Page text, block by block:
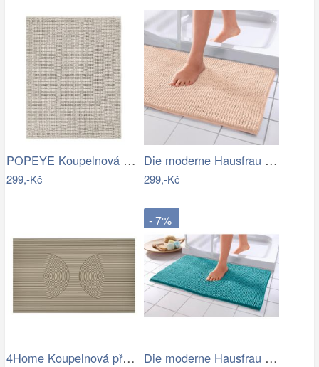
POPEYE Koupelnová předložka 80 x 60 cm …
299,-Kč
Die moderne Hausfrau Koupelnová…
299,-Kč
4Home Koupelnová předložka Infinity, 50…
- 7%
Die moderne Hausfrau Koupelnová…